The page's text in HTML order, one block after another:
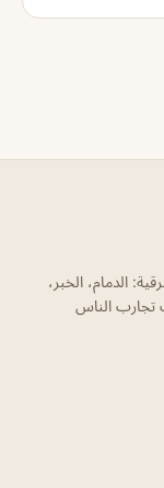
الدمام، الخبر،
تجارب الناس